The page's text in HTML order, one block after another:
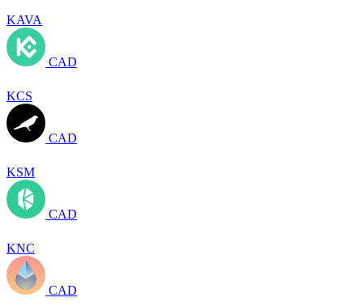
KAVA
CAD
KCS
CAD
KSM
CAD
KNC
CAD